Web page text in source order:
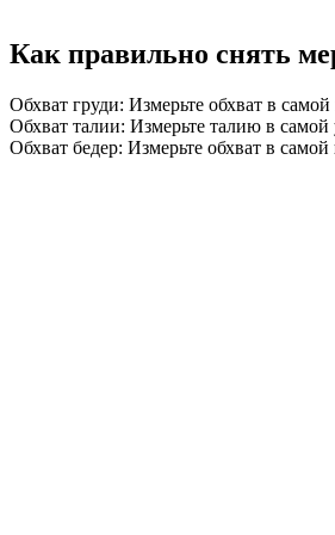
Как правильно снять
Обхват груди: Измерьте обхват в
Обхват талии: Измерьте талию в самой
Обхват бедер: Измерьте обхват в